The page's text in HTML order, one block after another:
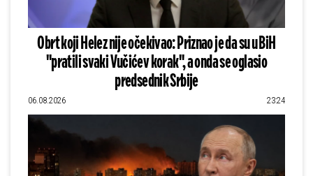
Obrt koji Helez nije očekivao: Priznao je da su u BiH
"pratili svaki Vučićev korak", a onda se oglasio
predsednik Srbije
06.08.2026 23:24